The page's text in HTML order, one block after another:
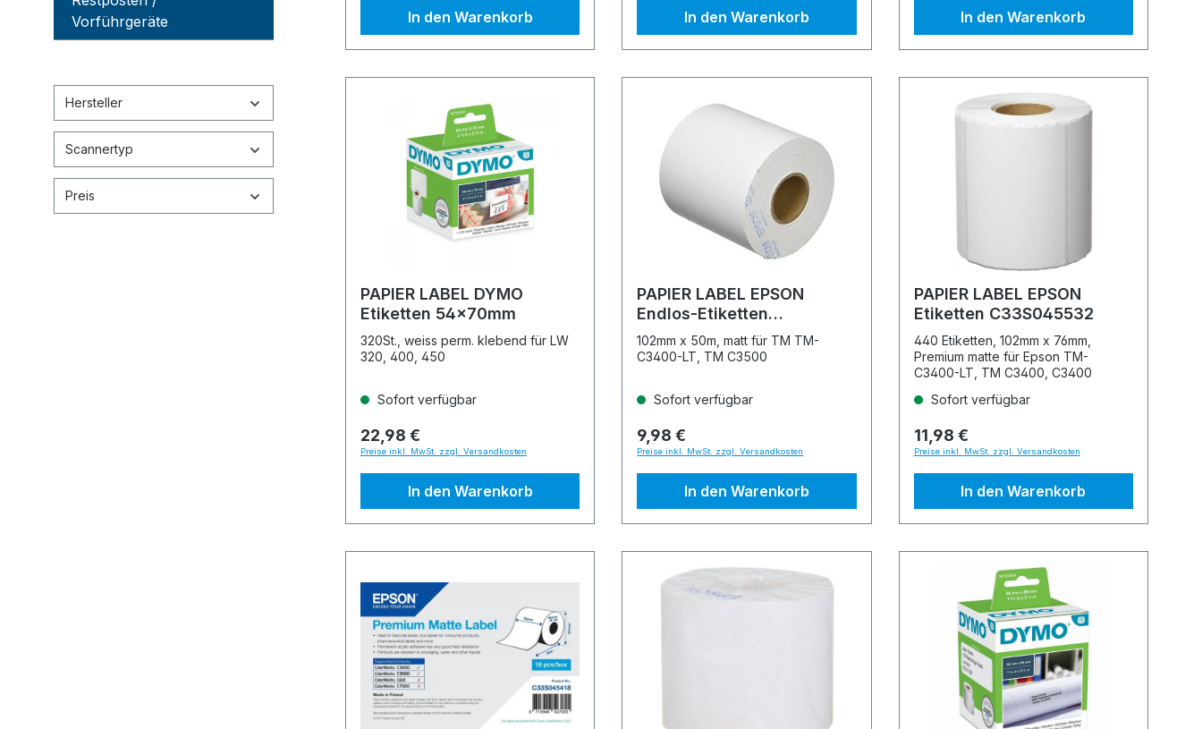
Vorführgeräte
Hersteller
Scannertyp
Preis
In den Warenkorb In den Warenkorb In den Warenkorb
PAPIER LABEL DYMO
Etiketten 54x70mm
320St., weiss perm. klebend für LW
320, 400, 450
Sofort verfügbar
22,98 €
Preise inkl. MwSt. zzgl. Versandkosten
In den Warenkorb
PAPIER LABEL EPSON
Endlos-Etiketten
C33S045390
102mm x 50m, matt für TM TM-
C3400-LT, TM C3500
Sofort verfügbar
9,98 €
Preise inkl. MwSt. zzgl. Versandkosten
In den Warenkorb
PAPIER LABEL EPSON
Etiketten C33S045532
440 Etiketten, 102mm x 76mm,
Premium matte für Epson TM-
C3400-LT, TM C3400, C3400
Sofort verfügbar
11,98 €
Preise inkl. MwSt. zzgl. Versandkosten
In den Warenkorb